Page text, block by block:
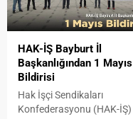
HAK-İŞ Bayburt İl
Başkanlığından 1 Mayıs
Bildirisi
Hak İşçi Sendikaları
Konfederasyonu (HAK-İŞ)